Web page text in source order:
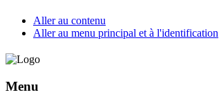
Aller au contenu
Aller au menu principal et à l'identification
Menu